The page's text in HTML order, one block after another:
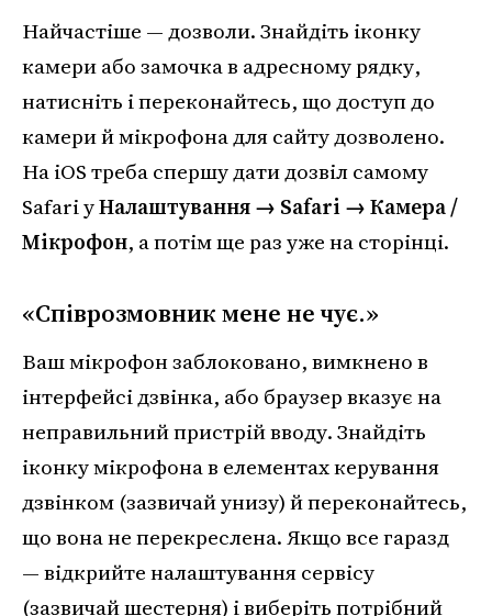
Найчастіше — дозволи. Знайдіть іконку
камери або замочка в адресному рядку,
натисніть і переконайтесь, що доступ до
камери й мікрофона для сайту дозволено.
На iOS треба спершу дати дозвіл самому
Safari уНалаштування → Safari → Камера /
Мікрофон, а потім ще раз уже на сторінці.
«Співрозмовник мене не чує.»
Ваш мікрофон заблоковано, вимкнено в
інтерфейсі дзвінка, або браузер вказує на
неправильний пристрій вводу. Знайдіть
іконку мікрофона в елементах керування
дзвінком (зазвичай унизу) й переконайтесь,
що вона не перекреслена. Якщо все гаразд
— відкрийте налаштування сервісу
(зазвичай шестерня) і виберіть потрібний